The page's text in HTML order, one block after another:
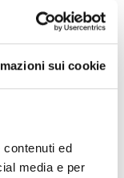
sui cookie
ed
media e per
2024